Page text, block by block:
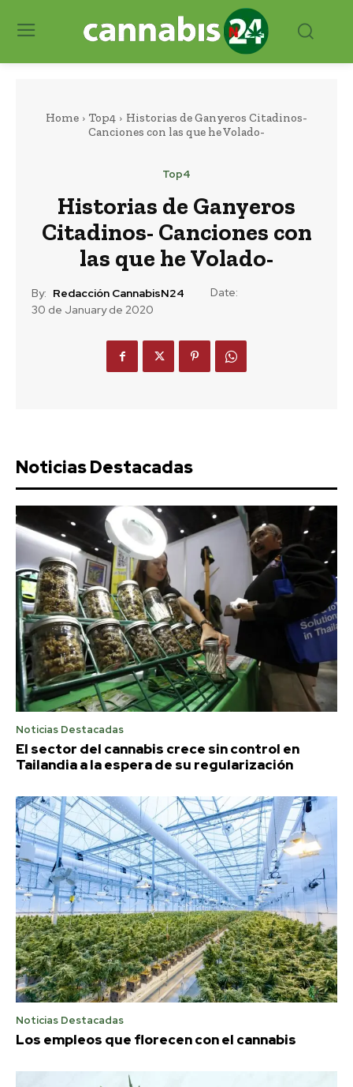
Home Top4
Historias de Ganyeros Citadinos-
Canciones con las que he Volado-
Top4
Historias de Ganyeros
Citadinos- Canciones con
las que he Volado-
By: Redacción CannabisN24
Date:
30 de January de 2020
Noticias Destacadas
Noticias Destacadas
El sector del cannabis crece sin control en
Tailandia a la espera de su regularización
Noticias Destacadas
Los empleos que florecen con el cannabis